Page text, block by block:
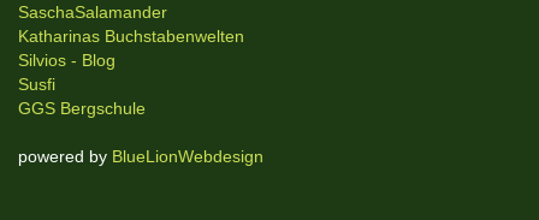
SaschaSalamander
Katharinas Buchstabenwelten
Silvios - Blog
Susfi
GGS Bergschule
powered by BlueLionWebdesign